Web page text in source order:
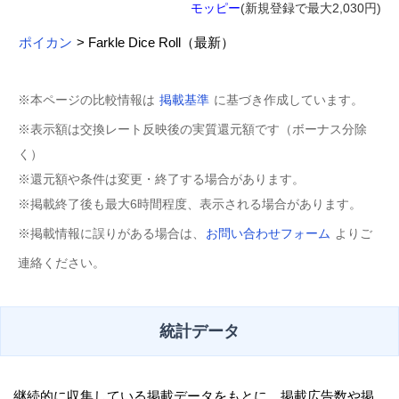
モッピー(新規登録で最大2,030円)
ポイカン > Farkle Dice Roll（最新）
※本ページの比較情報は 掲載基準 に基づき作成しています。
※表示額は交換レート反映後の実質還元額です（ボーナス分除
く）
※還元額や条件は変更・終了する場合があります。
※掲載終了後も最大6時間程度、表示される場合があります。
※掲載情報に誤りがある場合は、 お問い合わせフォーム よりご
連絡ください。
統計データ
継続的に収集している掲載データをもとに、掲載広告数や掲